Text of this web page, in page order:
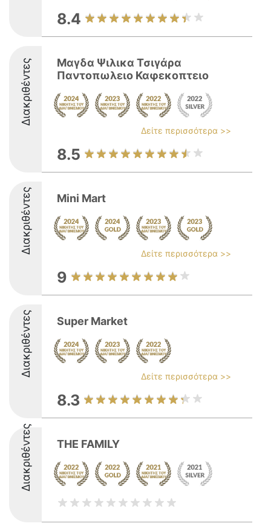
8.4
Διακριθέντες
Μαγδα Ψιλικα Τσιγάρα
Παντοπωλειο Καφεκοπτειο
Δείτε περισσότερα >>
8.5
Διακριθέντες Mini Mart
Δείτε περισσότερα >>
9
Διακριθέντες Super Market
Δείτε περισσότερα >>
8.3
Διακριθέντες THE FAMILY